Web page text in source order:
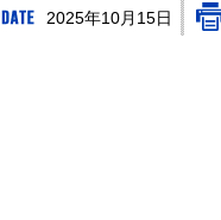
2025年10月15日